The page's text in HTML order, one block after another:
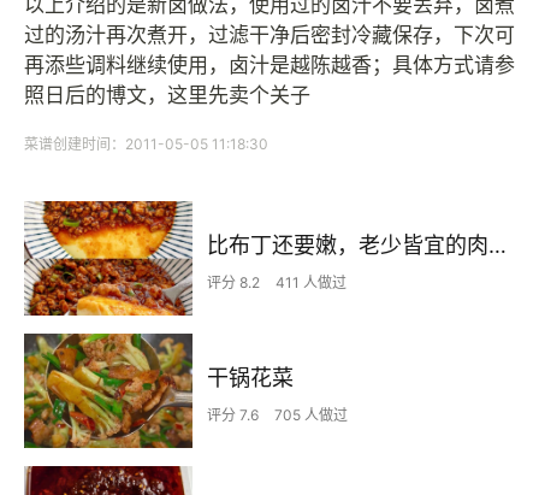
过的汤汁再次煮开，过滤干净后密封冷藏保存，下次可
再添些调料继续使用，卤汁是越陈越香；具体方式请参
照日后的博文，这里先卖个关子
菜谱创建时间：2011-05-05 11:18:30
比布丁还要嫩，老少皆宜的肉沫蒸蛋
评分 8.2 411 人做过
干锅花菜
评分 7.6 705 人做过